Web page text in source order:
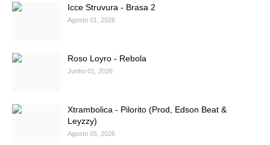
Icce Struvura - Brasa 2
Agosto 01, 2026
Roso Loyro - Rebola
Junho 01, 2026
Xtrambolica - Pilorito (Prod, Edson Beat &
Leyzzy)
Agosto 05, 2026